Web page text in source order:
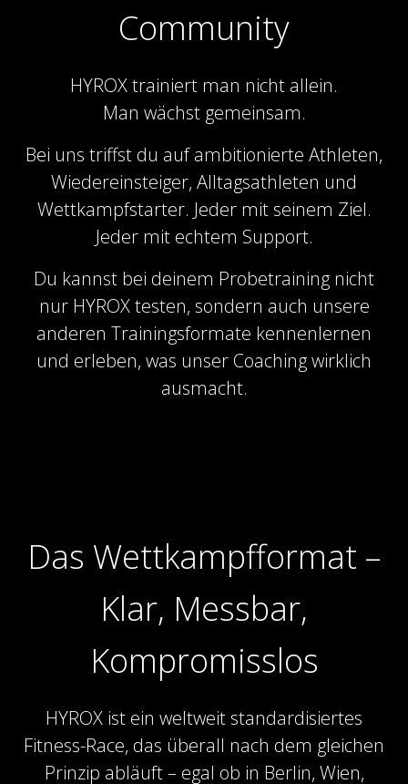
Community
HYROX trainiert man nicht allein.
Man wächst gemeinsam.
Bei uns triffst du auf ambitionierte Athleten,
Wiedereinsteiger, Alltagsathleten und
Wettkampfstarter. Jeder mit seinem Ziel.
Jeder mit echtem Support.
Du kannst bei deinem Probetraining nicht
nur HYROX testen, sondern auch unsere
anderen Trainingsformate kennenlernen
und erleben, was unser Coaching wirklich
ausmacht.
Das Wettkampfformat –
Klar, Messbar,
Kompromisslos
HYROX ist ein weltweit standardisiertes
Fitness-Race, das überall nach dem gleichen
Prinzip abläuft – egal ob in Berlin, Wien,